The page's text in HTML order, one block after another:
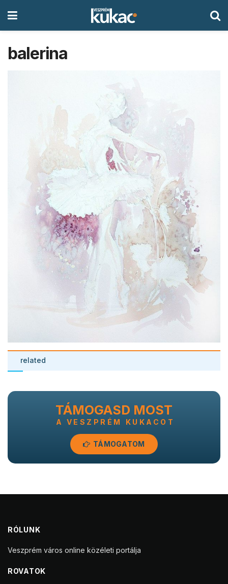
balerina
related
TÁMOGASD MOST
A VESZPRÉM KUKACOT
TÁMOGATOM
RÓLUNK
Veszprém város online közéleti portálja
ROVATOK